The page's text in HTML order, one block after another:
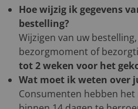
Hoe wijzig ik gegevens
bestelling?
Wijzigen van uw
bezorgmoment of
tot 2 weken voor het
Wat moet ik weten over
Consumenten hebben